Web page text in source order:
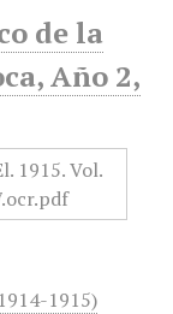
de la
Año 2,
1915)